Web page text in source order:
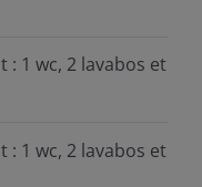
: 1 wc, 2 lavabos et
: 1 wc, 2 lavabos et